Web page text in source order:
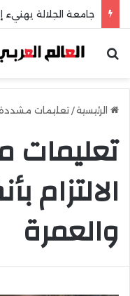
بحث عن
الرئيسية/ تعليمات مشددة
تعليمات
الالتزام
والعمرة